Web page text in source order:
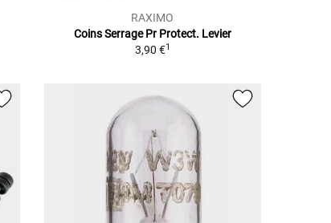
RAXIMO
Coins Serrage Pr Protect. Levier
3,90 €1